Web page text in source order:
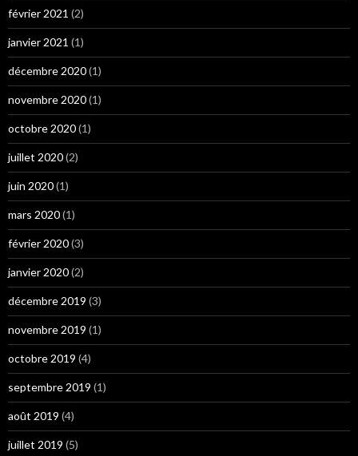
février 2021 (2)
janvier 2021 (1)
décembre 2020(1)
novembre 2020(1)
octobre 2020(1)
juillet 2020(2)
juin 2020(1)
mars 2020(1)
février 2020(3)
janvier 2020(2)
décembre 2019 (3)
novembre 2019 (1)
octobre 2019 (4)
septembre 2019 (1)
août 2019 (4)
juillet 2019 (5)